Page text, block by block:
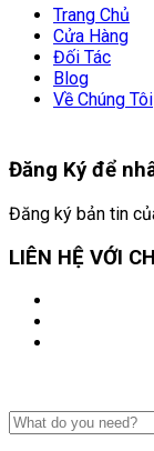
Trang Chủ
Cửa Hàng
Đối Tác
Blog
Về Chúng Tôi
Đăng Ký để
Đăng ký bản tin
LIÊN HỆ VỚI